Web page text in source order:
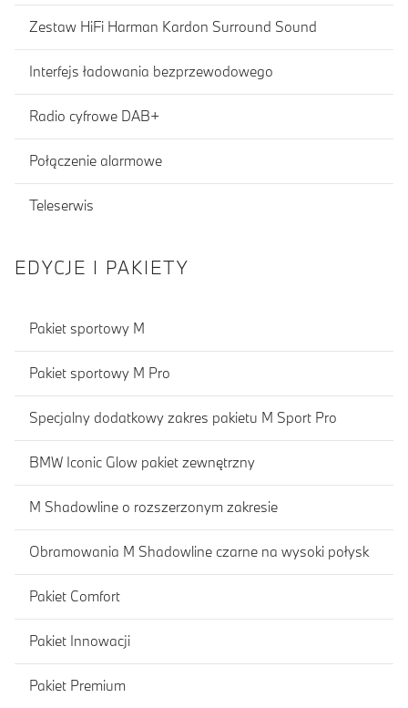
Zestaw HiFi Harman Kardon Surround Sound
Interfejs ładowania bezprzewodowego
Radio cyfrowe DAB+
Połączenie alarmowe
Teleserwis
EDYCJE I PAKIETY
Pakiet sportowy M
Pakiet sportowy M Pro
Specjalny dodatkowy zakres pakietu M Sport Pro
BMW Iconic Glow pakiet zewnętrzny
M Shadowline o rozszerzonym zakresie
Obramowania M Shadowline czarne na wysoki połysk
Pakiet Comfort
Pakiet Innowacji
Pakiet Premium